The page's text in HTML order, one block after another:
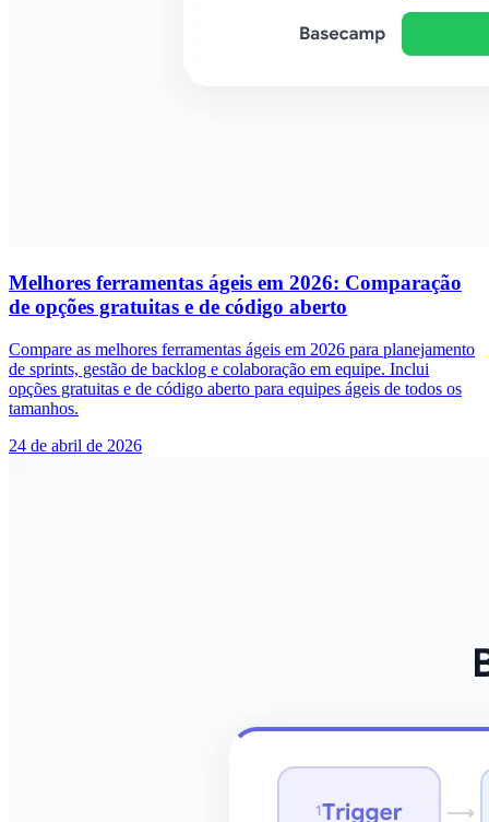
Melhores ferramentas ágeis em 2026: Comparação
de opções gratuitas e de código aberto
Compare as melhores ferramentas ágeis em 2026 para planejamento
de sprints, gestão de backlog e colaboração em equipe. Inclui
opções gratuitas e de código aberto para equipes ágeis de todos os
tamanhos.
24 de abril de 2026